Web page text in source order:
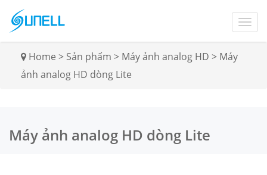
Home > Sản phẩm > Máy ảnh analog HD > Máy
ảnh analog HD dòng Lite
Máy ảnh analog HD dòng Lite